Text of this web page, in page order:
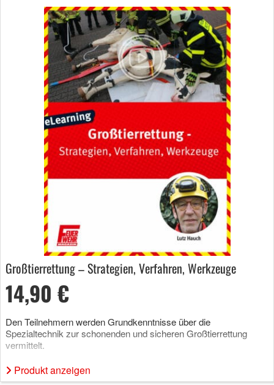
Großtierrettung – Strategien, Verfahren, Werkzeuge
14,90 €
Den Teilnehmern werden Grundkenntnisse über die
Spezialtechnik zur schonenden und sicheren Großtierrettung
vermittelt.
Produkt anzeigen